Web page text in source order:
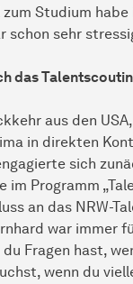
Studium habe
schon sehr
das
aus den
in direkten
sich
Programm
an das NRW-
war immer
Fragen hast,
wenn du